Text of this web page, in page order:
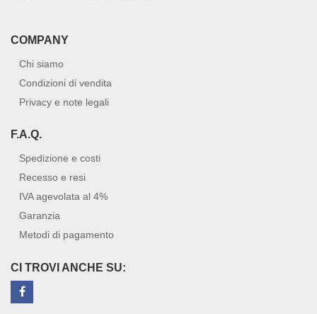
COMPANY
Chi siamo
Condizioni di vendita
Privacy e note legali
F.A.Q.
Spedizione e costi
Recesso e resi
IVA agevolata al 4%
Garanzia
Metodi di pagamento
CI TROVI ANCHE SU: